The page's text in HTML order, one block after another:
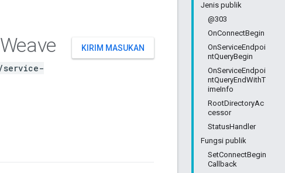
Jenis publik
@303
OnConnectBegin
OnServiceEndpoi
ntQueryBegin
OnServiceEndpoi
ntQueryEndWithT
imeInfo
RootDirectoryAc
cessor
StatusHandler
Fungsi publik
SetConnectBegin
Callback
KIRIM MASUKAN
Weave